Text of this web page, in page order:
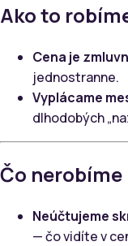
Ako to
Cena je
jednostranne.
Vyplácame
dlhodobých
Čo nerobíme
Neúčtujeme
— čo vidíte v